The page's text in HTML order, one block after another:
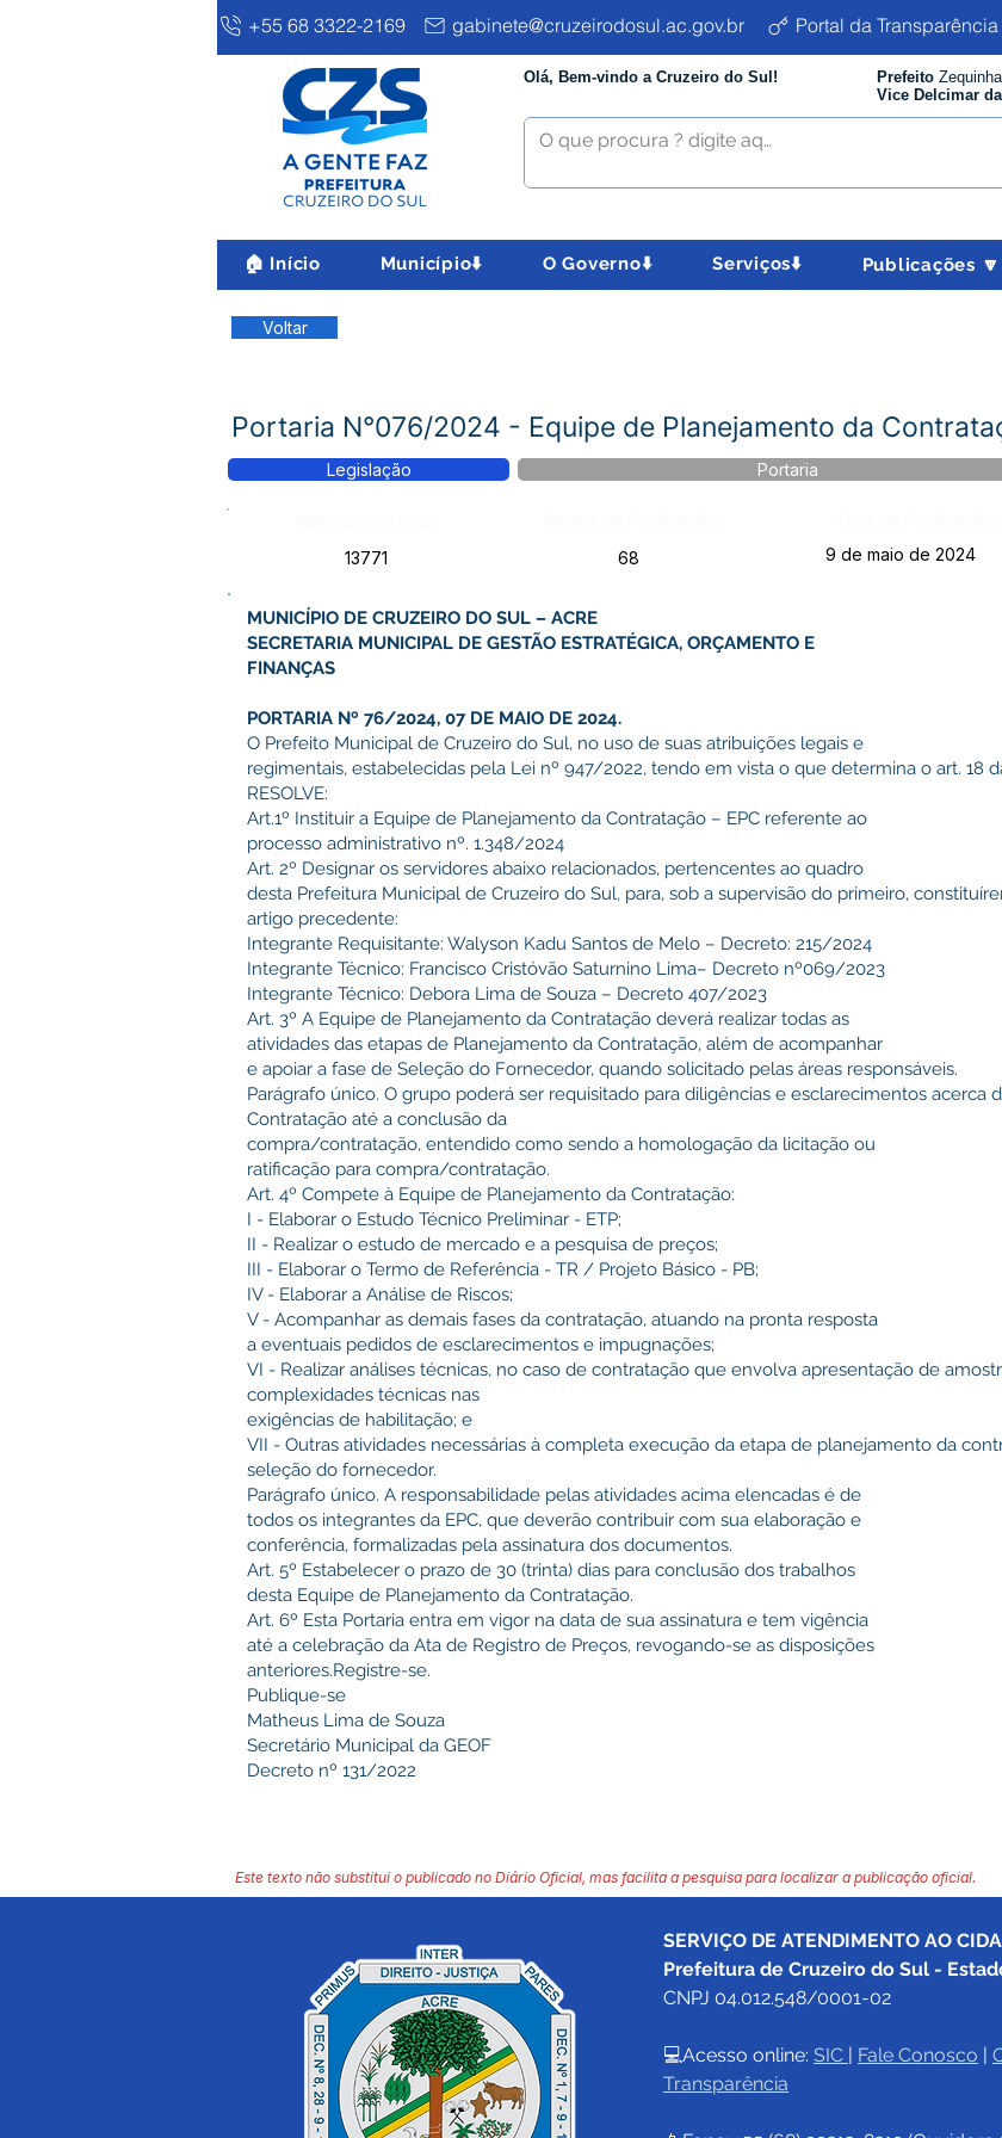
+55 68 3322-2169 gabinete@cruzeirodosul.ac.gov.br Portal da Transparência
Olá, Bem-vindo a Cruzeiro do Sul! Prefeito
Vice Delcimar
🏠 Início Município⬇️ O Governo⬇️ Serviços⬇️ Publicações 🔽
Voltar
Portaria N°076/2024 - Equipe de Planejamento da
Legislação Portaria
13771
68 9 de maio de 2024
MUNICÍPIO DE CRUZEIRO DO SUL – ACRE
SECRETARIA MUNICIPAL DE GESTÃO ESTRATÉGICA, ORÇAMENTO E
FINANÇAS
PORTARIA Nº 76/2024, 07 DE MAIO DE 2024.
O Prefeito Municipal de Cruzeiro do Sul, no uso de suas atribuições legais e
regimentais, estabelecidas pela Lei nº 947/2022, tendo em vista o que determina o art. 18
RESOLVE:
Art.1º Instituir a Equipe de Planejamento da Contratação – EPC referente ao
processo administrativo nº. 1.348/2024
Art. 2º Designar os servidores abaixo relacionados, pertencentes ao quadro
desta Prefeitura Municipal de Cruzeiro do Sul, para, sob a supervisão do primeiro,
artigo precedente:
Integrante Requisitante: Walyson Kadu Santos de Melo – Decreto: 215/2024
Integrante Técnico: Francisco Cristóvão Saturnino Lima– Decreto nº069/2023
Integrante Técnico: Debora Lima de Souza – Decreto 407/2023
Art. 3º A Equipe de Planejamento da Contratação deverá realizar todas as
atividades das etapas de Planejamento da Contratação, além de acompanhar
e apoiar a fase de Seleção do Fornecedor, quando solicitado pelas áreas responsáveis.
Parágrafo único. O grupo poderá ser requisitado para diligências e esclarecimentos acerca
Contratação até a conclusão da
compra/contratação, entendido como sendo a homologação da licitação ou
ratificação para compra/contratação.
Art. 4º Compete à Equipe de Planejamento da Contratação:
I - Elaborar o Estudo Técnico Preliminar - ETP;
II - Realizar o estudo de mercado e a pesquisa de preços;
III - Elaborar o Termo de Referência - TR / Projeto Básico - PB;
IV - Elaborar a Análise de Riscos;
V - Acompanhar as demais fases da contratação, atuando na pronta resposta
a eventuais pedidos de esclarecimentos e impugnações;
VI - Realizar análises técnicas, no caso de contratação que envolva apresentação de
complexidades técnicas nas
exigências de habilitação; e
VII - Outras atividades necessárias à completa execução da etapa de planejamento da
seleção do fornecedor.
Parágrafo único. A responsabilidade pelas atividades acima elencadas é de
todos os integrantes da EPC, que deverão contribuir com sua elaboração e
conferência, formalizadas pela assinatura dos documentos.
Art. 5º Estabelecer o prazo de 30 (trinta) dias para conclusão dos trabalhos
desta Equipe de Planejamento da Contratação.
Art. 6º Esta Portaria entra em vigor na data de sua assinatura e tem vigência
até a celebração da Ata de Registro de Preços, revogando-se as disposições
anteriores.Registre-se.
Publique-se
Matheus Lima de Souza
Secretário Municipal da GEOF
Decreto nº 131/2022
Este texto não substitui o publicado no Diário Oficial, mas facilita a pesquisa para localizar a publicação oficial.
SERVIÇO DE ATENDIMENTO AO
Prefeitura de Cruzeiro do Sul -
CNPJ 04.012.548/0001-02
💻Acesso online: SIC | Fale Conosco |
Transparência